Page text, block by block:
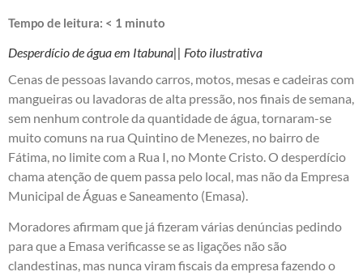
Tempo de leitura: < 1 minuto
Desperdício de água em Itabuna|| Foto ilustrativa
Cenas de pessoas lavando carros, motos, mesas e cadeiras com
mangueiras ou lavadoras de alta pressão, nos finais de semana,
sem nenhum controle da quantidade de água, tornaram-se
muito comuns na rua Quintino de Menezes, no bairro de
Fátima, no limite com a Rua I, no Monte Cristo. O desperdício
chama atenção de quem passa pelo local, mas não da Empresa
Municipal de Águas e Saneamento (Emasa).
Moradores afirmam que já fizeram várias denúncias pedindo
para que a Emasa verificasse se as ligações não são
clandestinas, mas nunca viram fiscais da empresa fazendo o